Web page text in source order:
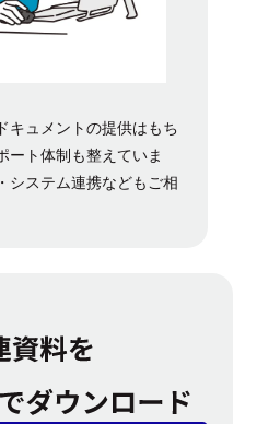
キュメントの提供はもち
ート体制も整えていま
システム連携などもご相